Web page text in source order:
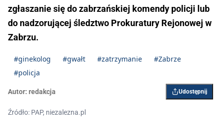
zgłaszanie się do zabrzańskiej komendy policji lub
do nadzorującej śledztwo Prokuratury Rejonowej w
Zabrzu.
#ginekolog #gwałt #zatrzymanie
#Zabrze
#policja
Autor: redakcja Udostępnij
Źródło: PAP, niezalezna.pl